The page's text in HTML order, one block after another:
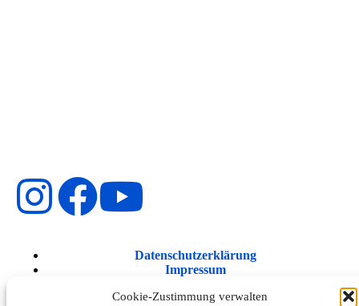
Cookie-Zustimmung verwalten
Datenschutzerklärung
Impressum